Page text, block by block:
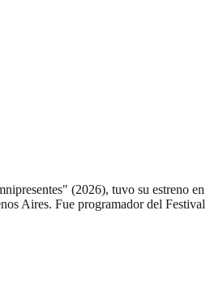
(2026), tuvo su estreno
Aires. Fue programador del